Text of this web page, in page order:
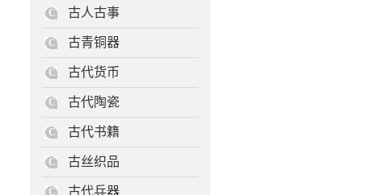
C 古人古事
C 古青铜器
C 古代货币
C 古代陶瓷
C 古代书籍
C 古丝织品
C 古代兵器